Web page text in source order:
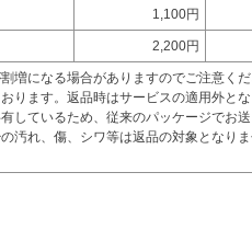
1,100円
2,200円
増になる場合がありますのでご注意くだ
ります。返品時はサービスの適用外とな
しているため、従来のパッケージでお送
汚れ、傷、シワ等は返品の対象となり